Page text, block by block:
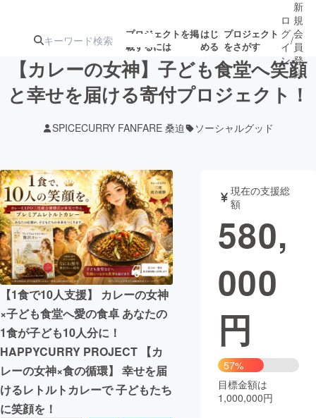
プロジェクトを掲
載するには
はじ
める
プロジェクト
をさがす
ターン
注目の新着プロ
ジェクト
募集終了が近いプ
ロジェクト
されます
アート・写真 音楽
テクノロジー・ガジェット ゲーム・サ
映像・映画
ビジネス・起業
まちづくり・地域活性化
CAMPFIRE for Social Good
CAMPFIRE Creation
コミュニティ
ロ
グ
イ
ン
/
新
規
会
員
登
録
【カレーの女神】子ども食堂へ笑顔
と幸せを届ける寄付プロジェクト！
SPICECURRY FANFARE 桑迫 ソーシャルグッド
【1食で10人支援】 カレーの女神
×子ども食堂へ愛の食卓 あなたの
1食が子ども10人分に！
HAPPYCURRY PROJECT 【カ
レーの女神×食の循環】 幸せを届
けるレトルトカレーで 子どもたち
に笑顔を！
現在の支援総
額
580,
000
円
57%
目標金額は
1,000,000円